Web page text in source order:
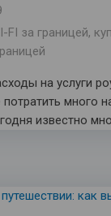
FI за границей,
на услуги
много
известно